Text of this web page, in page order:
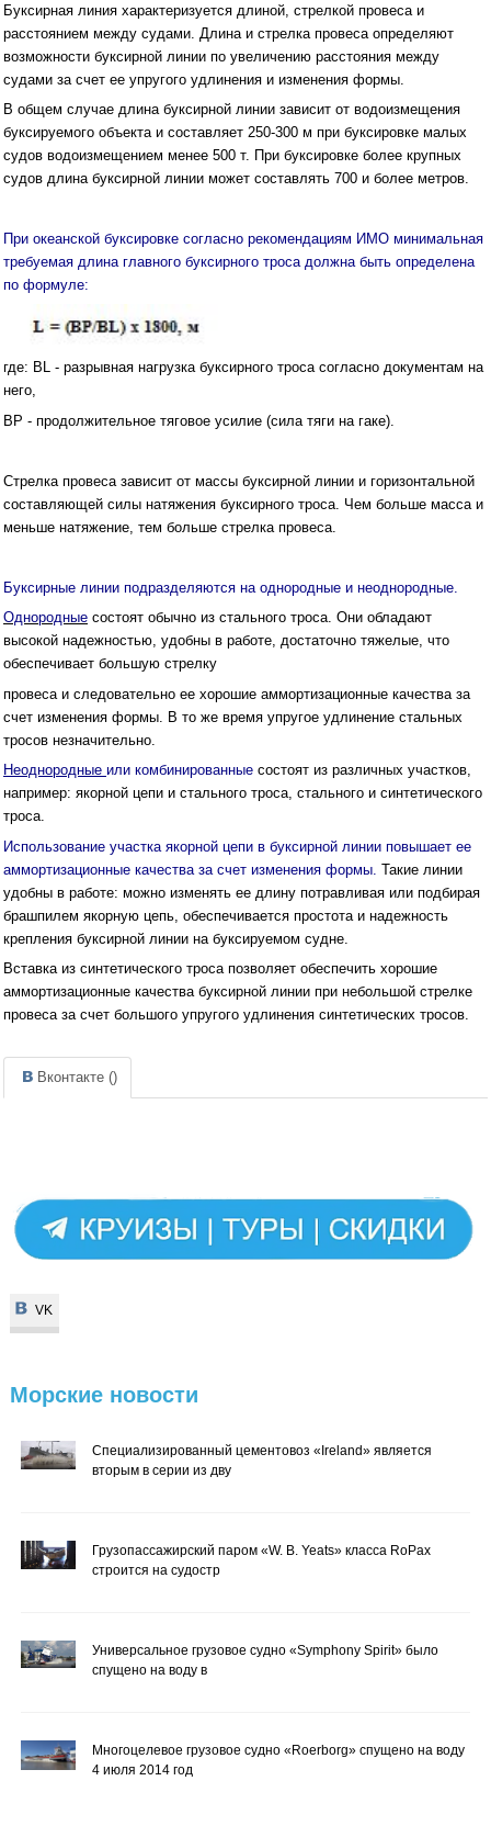
Буксирная линия характеризуется длиной, стрелкой провеса и
расстоянием между судами. Длина и стрелка провеса определяют
возможности буксирной линии по увеличению расстояния между
судами за счет ее упругого удлинения и изменения формы.
В общем случае длина буксирной линии зависит от водоизмещения
буксируемого объекта и составляет 250-300 м при буксировке малых
судов водоизмещением менее 500 т. При буксировке более крупных
судов длина буксирной линии может составлять 700 и более метров.
При океанской буксировке согласно рекомендациям ИМО минимальная
требуемая длина главного буксирного троса должна быть определена
по формуле:
где: BL - разрывная нагрузка буксирного троса согласно документам на
него,
ВР - продолжительное тяговое усилие (сила тяги на гаке).
Стрелка провеса зависит от массы буксирной линии и горизонтальной
составляющей силы натяжения буксирного троса. Чем больше масса и
меньше натяжение, тем больше стрелка провеса.
Буксирные линии подразделяются на однородные и неоднородные.
Однородные состоят обычно из стального троса. Они обладают
высокой надежностью, удобны в работе, достаточно тяжелые, что
обеспечивает большую стрелку
провеса и следовательно ее хорошие аммортизационные качества за
счет изменения формы. В то же время упругое удлинение стальных
тросов незначительно.
Неоднородные или комбинированные состоят из различных участков,
например: якорной цепи и стального троса, стального и синтетического
троса.
Использование участка якорной цепи в буксирной линии повышает ее
аммортизационные качества за счет изменения формы. Такие линии
удобны в работе: можно изменять ее длину потравливая или подбирая
брашпилем якорную цепь, обеспечивается простота и надежность
крепления буксирной линии на буксируемом судне.
Вставка из синтетического троса позволяет обеспечить хорошие
аммортизационные качества буксирной линии при небольшой стрелке
провеса за счет большого упругого удлинения синтетических тросов.
Вконтакте ()
VK
VK
Морские новости
Специализированный цементовоз «Ireland» является
вторым в серии из дву
Грузопассажирский паром «W. B. Yeats» класса RoPax
строится на судостр
Универсальное грузовое судно «Symphony Spirit» было
спущено на воду в
Многоцелевое грузовое судно «Roerborg» спущено на воду
4 июля 2014 год